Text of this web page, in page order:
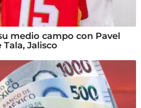
medio campo con Pavel
Jalisco